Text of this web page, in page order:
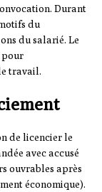
Durant
du
du salarié. Le
pour
travail.
de licencier le
avec accusé
ouvrables après
économique).